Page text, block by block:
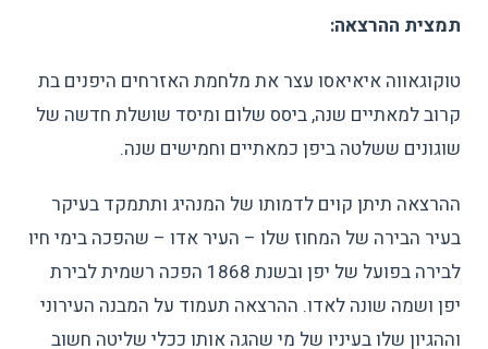
תמצית ההרצאה:
טוקוגאווה איאיאסו עצר את מלחמת האזרחים היפנים בת
קרוב למאתיים שנה, ביסס שלום ומיסד שושלת חדשה של
שוגונים ששלטה ביפן כמאתיים וחמישים שנה.
ההרצאה תיתן קוים לדמותו של המנהיג ותתמקד בעיקר
בעיר הבירה של המחוז שלו – העיר אדו – שהפכה בימי חיו
לבירה בפועל של יפן ובשנת 1868 הפכה רשמית לבירת
יפן ושמה שונה לאדו. ההרצאה תעמוד על המבנה העירוני
וההגיון שלו בעיניו של מי שהגה אותו ככלי שליטה חשוב